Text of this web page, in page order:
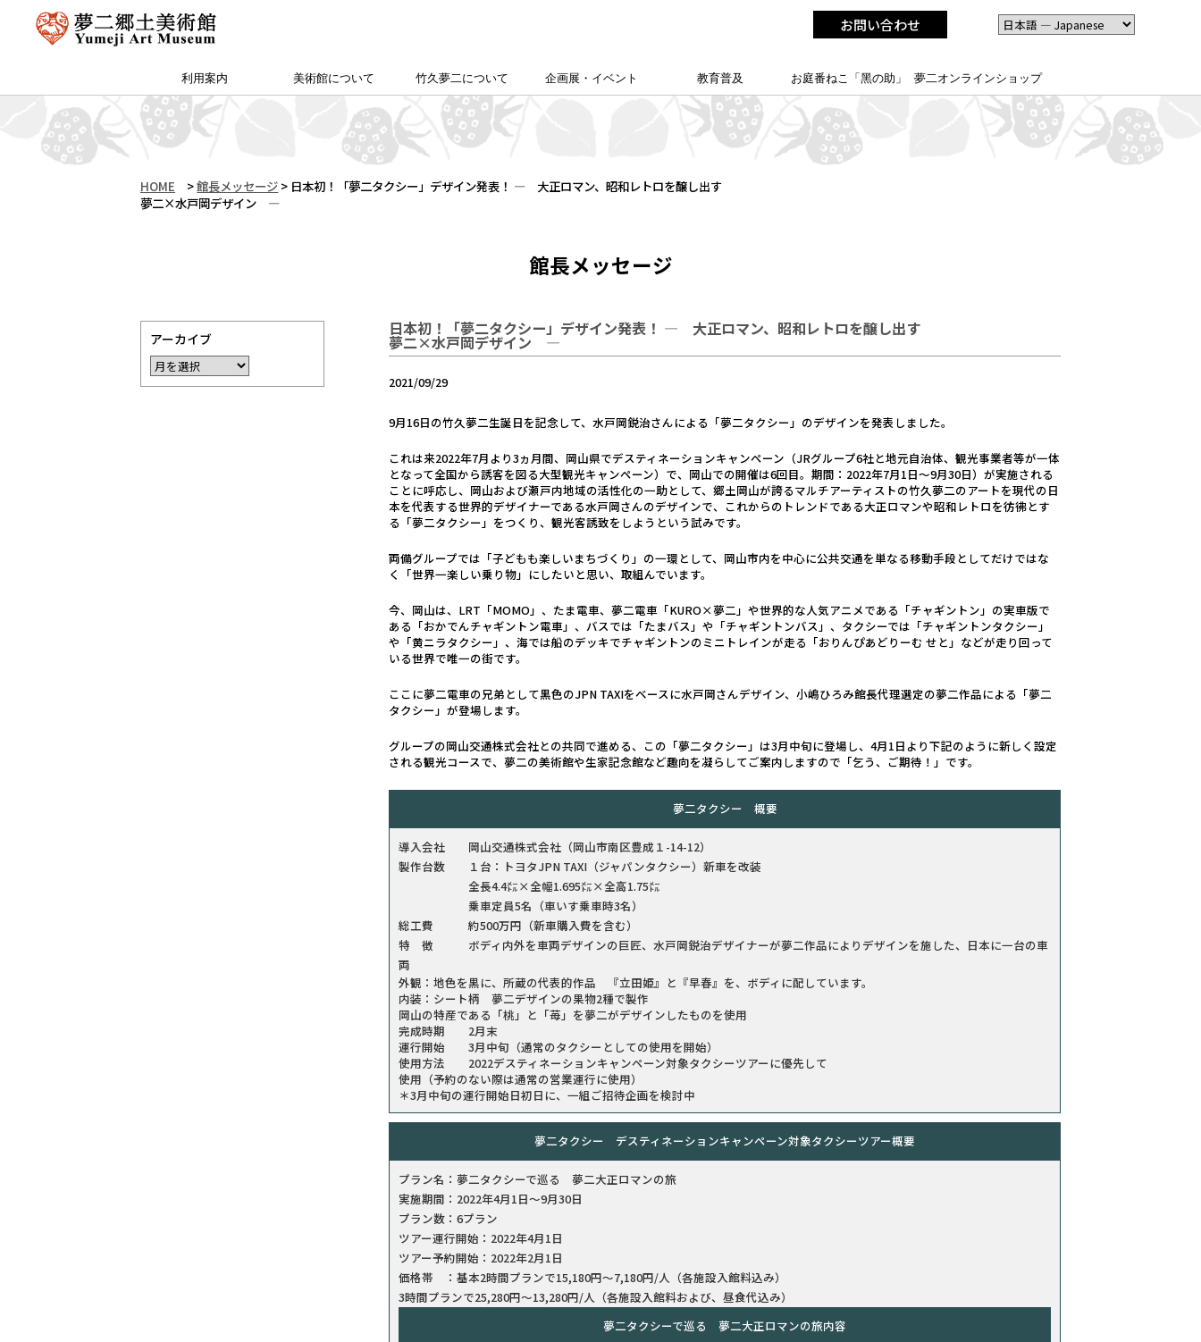
お問い合わせ
利用案内
夢二郷土美術館 本館
夢二生家記念館・少年山荘
アクセス・特別プラン
カフェ＆ショップ
予約方法・団体申込
サイトマップ
美術館について
館長挨拶
所蔵作品
友の会「ゆめびぃ」
お知らせ
（公財）両備文化振興財団
范曽美術館について
竹久夢二について
竹久夢二の足跡
竹久夢二学会について
企画展・イベント 教育普及
こども夢二新聞
こども学芸員
校外学習について
夢二郷土美術館
ゆめじきょうどびじゅつかん
の
「あいうえお」
お庭番ねこ「黑の助」 夢二オンラインショップ
HOME >館長メッセージ > 日本初！「夢二タクシー」デザイン発表！ ― 大正ロマン、昭和レトロを醸し出す
夢二×水戸岡デザイン ―
館長メッセージ
日本初！「夢二タクシー」デザイン発表！ ― 大正ロマン、昭和レトロを醸し出す
夢二×水戸岡デザイン ―
2021/09/29
9月16日の竹久夢二生誕日を記念して、水戸岡鋭治さんによる「夢二タクシー」のデザインを発表しました。
これは来2022年7月より3ヵ月間、岡山県でデスティネーションキャンペーン（JRグループ6社と地元自治体、観光事業者等が一体
となって全国から誘客を図る大型観光キャンペーン）で、岡山での開催は6回目。期間：2022年7月1日～9月30日）が実施される
ことに呼応し、岡山および瀬戸内地域の活性化の一助として、郷土岡山が誇るマルチアーティストの竹久夢二のアートを現代の日
本を代表する世界的デザイナーである水戸岡さんのデザインで、これからのトレンドである大正ロマンや昭和レトロを彷彿とす
る「夢二タクシー」をつくり、観光客誘致をしようという試みです。
両備グループでは「子どもも楽しいまちづくり」の一環として、岡山市内を中心に公共交通を単なる移動手段としてだけではな
く「世界一楽しい乗り物」にしたいと思い、取組んでいます。
今、岡山は、LRT「MOMO」、たま電車、夢二電車「KURO×夢二」や世界的な人気アニメである「チャギントン」の実車版で
ある「おかでんチャギントン電車」、バスでは「たまバス」や「チャギントンバス」、タクシーでは「チャギントンタクシー」
や「黄ニラタクシー」、海では船のデッキでチャギントンのミニトレインが走る「おりんぴあどりーむ せと」などが走り回って
いる世界で唯一の街です。
ここに夢二電車の兄弟として黒色のJPN TAXIをベースに水戸岡さんデザイン、小嶋ひろみ館長代理選定の夢二作品による「夢二
タクシー」が登場します。
グループの岡山交通株式会社との共同で進める、この「夢二タクシー」は3月中旬に登場し、4月1日より下記のように新しく設定
される観光コースで、夢二の美術館や生家記念館など趣向を凝らしてご案内しますので「乞う、ご期待！」です。
夢二タクシー 概要
導入会社 岡山交通株式会社（岡山市南区豊成１-14-12）
製作台数 １台：トヨタJPN TAXI（ジャパンタクシー）新車を改装
全長4.4㍍×全幅1.695㍍×全高1.75㍍
乗車定員5名（車いす乗車時3名）
総工費 約500万円（新車購入費を含む）
特 徴 ボディ内外を車両デザインの巨匠、水戸岡鋭治デザイナーが夢二作品によりデザインを施した、日本に一台の車
両
外観：地色を黒に、所蔵の代表的作品 『立田姫』と『早春』を、ボディに配しています。
内装：シート柄 夢二デザインの果物2種で製作
岡山の特産である「桃」と「苺」を夢二がデザインしたものを使用
完成時期 2月末
運行開始 3月中旬（通常のタクシーとしての使用を開始）
使用方法 2022デスティネーションキャンペーン対象タクシーツアーに優先して
使用（予約のない際は通常の営業運行に使用）
＊3月中旬の運行開始日初日に、一組ご招待企画を検討中
夢二タクシー デスティネーションキャンペーン対象タクシーツアー概要
プラン名：夢二タクシーで巡る 夢二大正ロマンの旅
実施期間：2022年4月1日～9月30日
プラン数：6プラン
ツアー運行開始：2022年4月1日
ツアー予約開始：2022年2月1日
価格帯 ：基本2時間プランで15,180円～7,180円/人（各施設入館料込み）
3時間プランで25,280円～13,280円/人（各施設入館料および、昼食代込み）
夢二タクシーで巡る 夢二大正ロマンの旅内容
アーカイブ